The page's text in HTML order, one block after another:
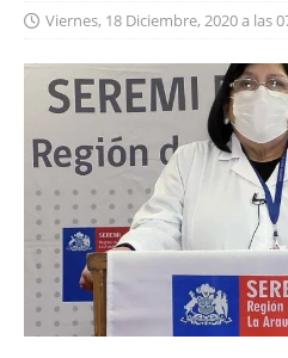
Viernes, 18 Diciembre, 2020 a las